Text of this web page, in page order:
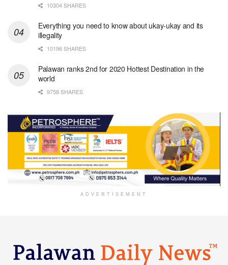
10304 SHARES
Everything you need to know about ukay-ukay and its
illegality
10196 SHARES
Palawan ranks 2nd for 2020 Hottest Destination in the
world
9758 SHARES
ADVERTISEMENT